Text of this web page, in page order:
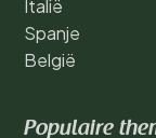
Italië
Spanje
België
Populaire